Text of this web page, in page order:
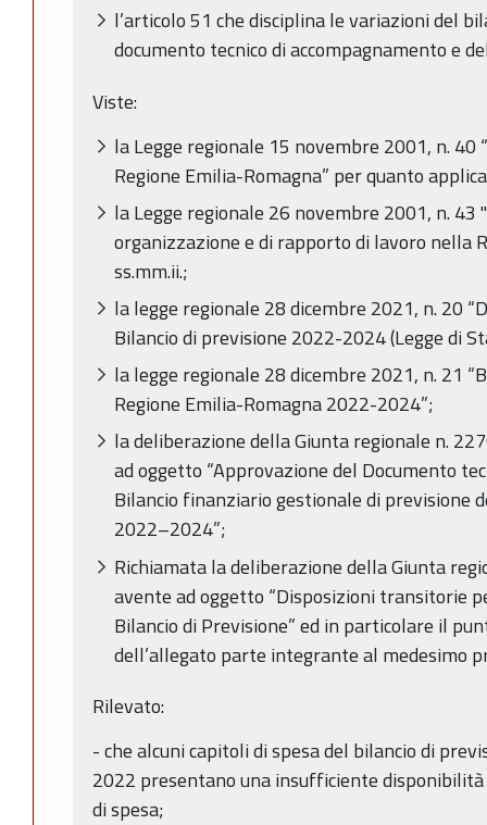
l’articolo 51 che disciplina le variazioni del
documento tecnico di accompagnamento e
Viste:
la Legge regionale 15 novembre 2001, n.
Regione Emilia-Romagna” per quanto
la Legge regionale 26 novembre 2001, n. 43
organizzazione e di rapporto di lavoro nella
ss.mm.ii.;
la legge regionale 28 dicembre 2021, n. 20
Bilancio di previsione 2022-2024 (Legge di
la legge regionale 28 dicembre 2021, n. 21
Regione Emilia-Romagna 2022-2024”;
la deliberazione della Giunta regionale n.
ad oggetto “Approvazione del Documento
Bilancio finanziario gestionale di previsione
2022–2024”;
Richiamata la deliberazione della Giunta
avente ad oggetto “Disposizioni transitorie
Bilancio di Previsione” ed in particolare il
dell’allegato parte integrante al medesimo
Rilevato:
- che alcuni capitoli di spesa del bilancio di
2022 presentano una insufficiente
di spesa;